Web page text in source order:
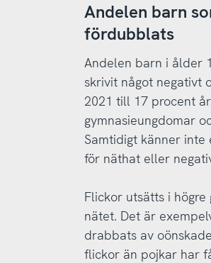
Andelen barn
fördubblats
Andelen barn i ålder
skrivit något negativt
2021 till 17 procent
gymnasieungdomar
Samtidigt känner
för näthat eller
Flickor utsätts i
nätet. Det är
drabbats av
flickor än pojkar har